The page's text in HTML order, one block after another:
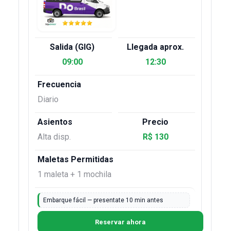
09:00 12:30
Diario
Alta disp. R$ 130
1 maleta + 1 mochila
Embarque fácil — presentate 10 min antes
Reservar ahora